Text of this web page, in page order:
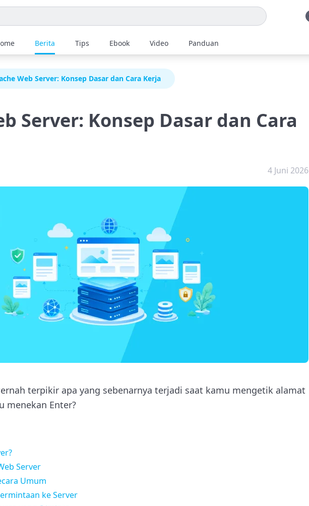
Berita Tips Ebook Video Panduan
Web Server: Konsep Dasar dan Cara Kerja
Server: Konsep Dasar dan Cara
4 Juni 2026
terpikir apa yang sebenarnya terjadi saat kamu mengetik alamat
menekan Enter?
Server
Umum
ke Server